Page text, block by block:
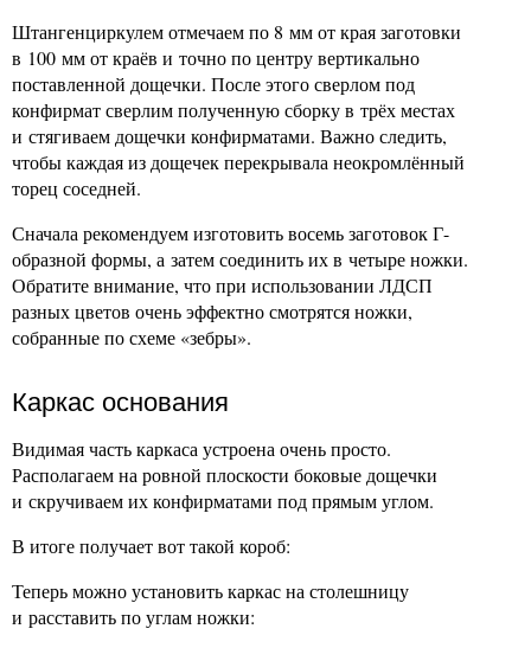
Штангенциркулем отмечаем по 8 мм от края заготовки
в 100 мм от краёв и точно по центру вертикально
поставленной дощечки. После этого сверлом под
конфирмат сверлим полученную сборку в трёх местах
и стягиваем дощечки конфирматами. Важно следить,
чтобы каждая из дощечек перекрывала неокромлённый
торец соседней.
Сначала рекомендуем изготовить восемь заготовок Г-
образной формы, а затем соединить их в четыре ножки.
Обратите внимание, что при использовании ЛДСП
разных цветов очень эффектно смотрятся ножки,
собранные по схеме «зебры».
Каркас основания
Видимая часть каркаса устроена очень просто.
Располагаем на ровной плоскости боковые дощечки
и скручиваем их конфирматами под прямым углом.
В итоге получает вот такой короб:
Теперь можно установить каркас на столешницу
и расставить по углам ножки: